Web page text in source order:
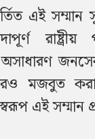
এই
রাষ্ট্রীয়
অসাধারণ
মজবুত
এই সম্মান